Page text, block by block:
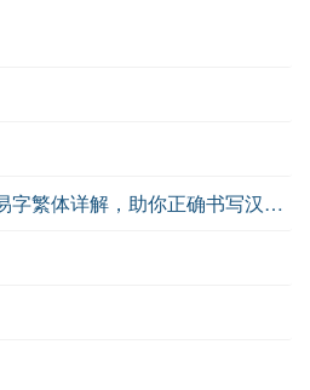
易的繁体字怎么写？这份易字繁体详解，助你正确书写汉字_汉字繁体学习